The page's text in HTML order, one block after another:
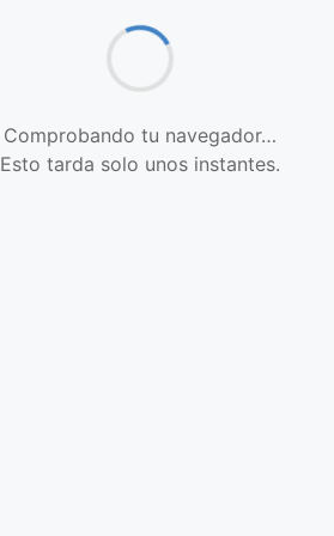
Comprobando tu navegador…
Esto tarda solo unos instantes.